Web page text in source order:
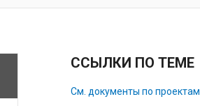
ССЫЛКИ ПО ТЕМЕ
См. документы по проектам